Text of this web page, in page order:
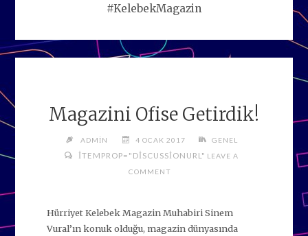
#KelebekMagazin
Magazini Ofise Getirdik!
ADMIN 4 OCAK 2017 GENEL
ITEMPROP="DISCUSSIONURL" LEAVE A
COMMENT
Hürriyet Kelebek Magazin Muhabiri Sinem
Vural’ın konuk olduğu, magazin dünyasında